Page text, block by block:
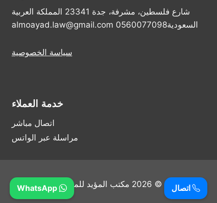
شارع فلسطين، مشرفة، جدة 23341 المملكة العربية
السعودية0560077098 almoayad.law@gmail.com
سياسة الخصوصية
خدمة العملاء
اتصال مباشر
مراسلة عبر الواتس
© 2026 مكتب المؤيد للمحاماة اتصال